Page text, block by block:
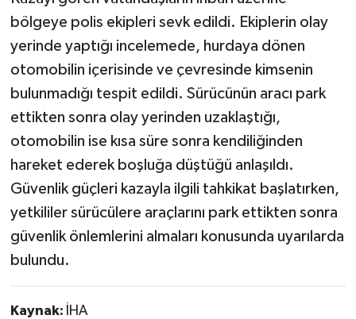
bölgeye polis ekipleri sevk edildi. Ekiplerin olay
yerinde yaptığı incelemede, hurdaya dönen
otomobilin içerisinde ve çevresinde kimsenin
bulunmadığı tespit edildi. Sürücünün aracı park
ettikten sonra olay yerinden uzaklaştığı,
otomobilin ise kısa süre sonra kendiliğinden
hareket ederek boşluğa düştüğü anlaşıldı.
Güvenlik güçleri kazayla ilgili tahkikat başlatırken,
yetkililer sürücülere araçlarını park ettikten sonra
güvenlik önlemlerini almaları konusunda uyarılarda
bulundu.
Kaynak: İHA